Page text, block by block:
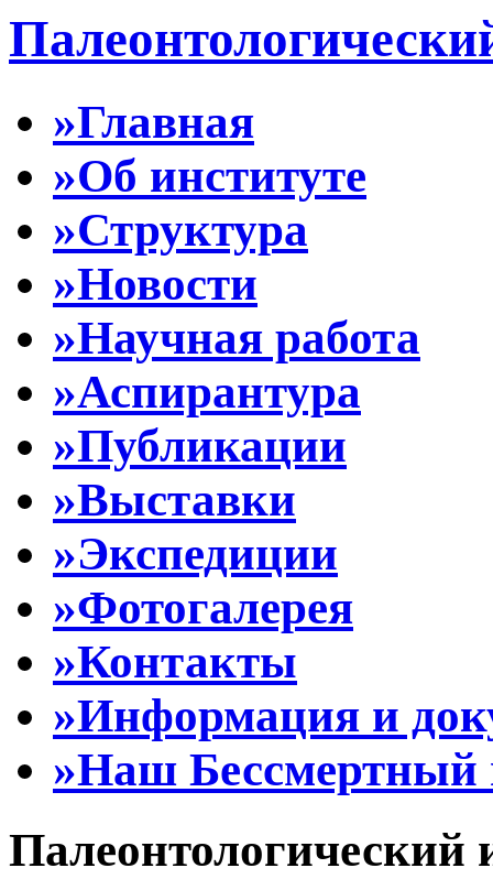
»Главная
»Об институте
»Структура
»Новости
»Научная работа
»Аспирантура
»Публикации
»Выставки
»Экспедиции
»Фотогалерея
»Контакты
»Информация и
»Наш Бессмертный
Палеонтологический